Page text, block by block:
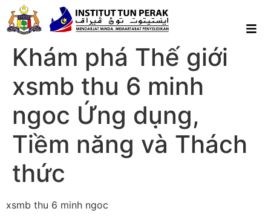
Khám phá Thế giới
xsmb thu 6 minh
ngoc Ứng dụng,
Tiềm năng và Thách
thức
xsmb thu 6 minh ngoc